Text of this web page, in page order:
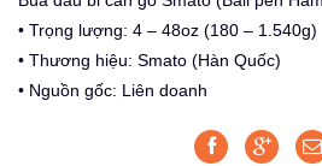
• Trọng lượng: 4 – 48oz (180 – 1.540g)
• Thương hiệu: Smato (Hàn Quốc)
• Nguồn gốc: Liên doanh